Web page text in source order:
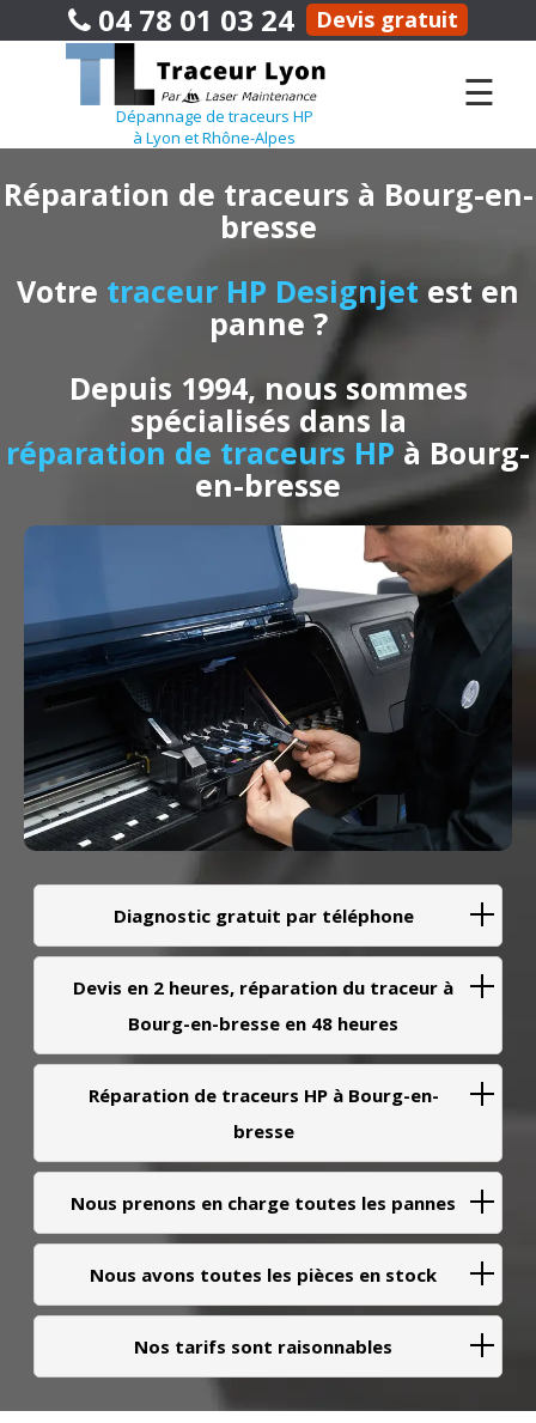
04 78 01 03 24 Devis gratuit
Dépannage de traceurs HP
à Lyon et Rhône-Alpes
☰
Réparation de traceurs à Bourg-en-
bresse
Votre traceur HP Designjet est en
panne ?
Depuis 1994, nous sommes
spécialisés dans la
réparation de traceurs HP à Bourg-
en-bresse
Diagnostic gratuit par téléphone
Devis en 2 heures, réparation du traceur à
Bourg-en-bresse en 48 heures
Réparation de traceurs HP à Bourg-en-
bresse
Nous prenons en charge toutes les pannes
Nous avons toutes les pièces en stock
Nos tarifs sont raisonnables